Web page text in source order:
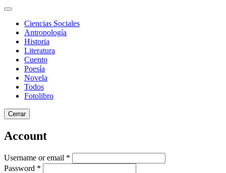
Ciencias Sociales
Antropología
Historia
Literatura
Cuento
Poesía
Novela
Todos
Fotolibro
Cerrar
Account
Username or email *
Password *